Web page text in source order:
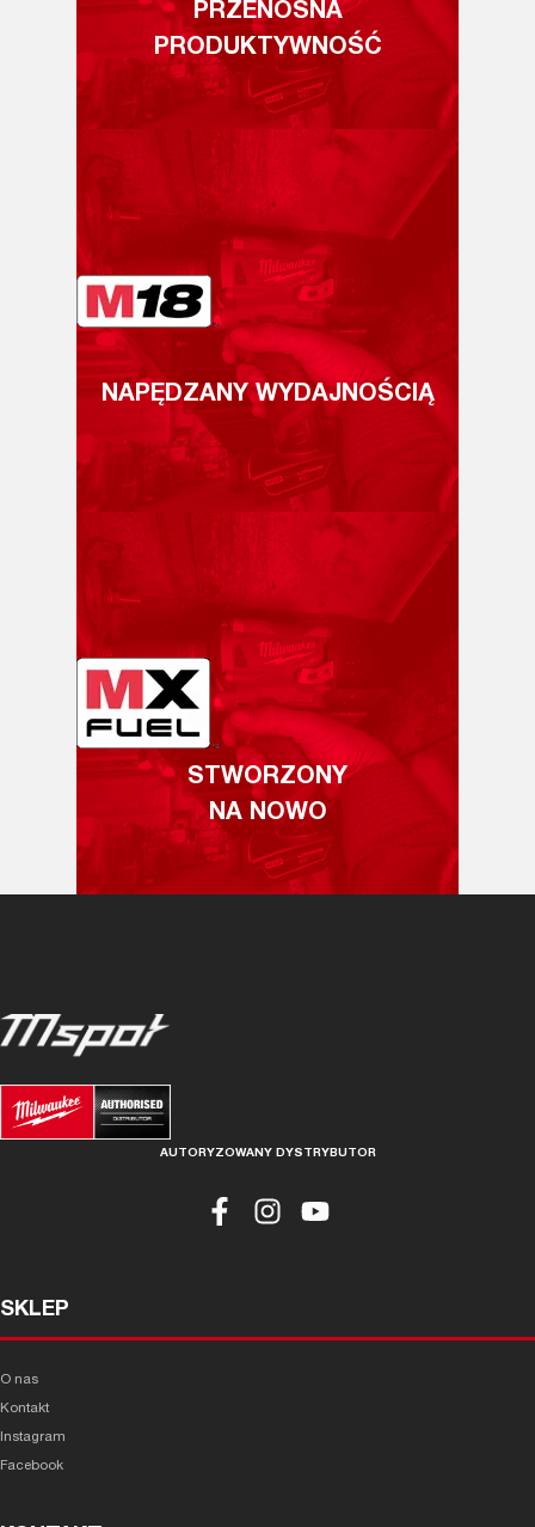
PRZENOŚNA
PRODUKTYWNOŚĆ
NAPĘDZANY WYDAJNOŚCIĄ
STWORZONY
NA NOWO
AUTORYZOWANY DYSTRYBUTOR
SKLEP
O nas
Kontakt
Instagram
Facebook